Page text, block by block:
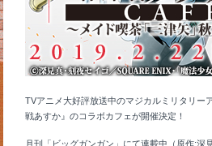
TVアニメ大好評放送中のマジカルミリタリー
戦あすか』のコラボカフェが開催決定！
月刊「ビッグガンガン」にて連載中（原作:深